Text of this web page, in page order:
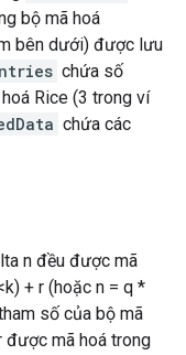
bộ mã hoá
bên dưới) được lưu
chứa số
Rice (3 trong ví
chứa các
n đều được mã
+ r (hoặc n = q *
số của bộ mã
được mã hoá trong